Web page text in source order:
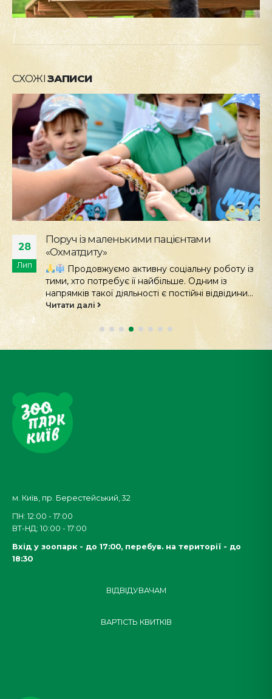
СХОЖІ ЗАПИСИ
24
Лип
Активне дозвілля броненосця Яші
Гарна спортивна форма - запорука здоров’я
та благополуччя. Тож кожному нашому
мешканцю ми створюємо умови для активного
дозвілля.
...
Читати далі
м. Київ, пр. Берестейський, 32
ПН: 12:00 - 17:00
ВТ-НД: 10:00 - 17:00
Вхід у зоопарк - до 17:00, перебув. на території - до
18:30
ВІДВІДУВАЧАМ
ВАРТІСТЬ КВИТКІВ